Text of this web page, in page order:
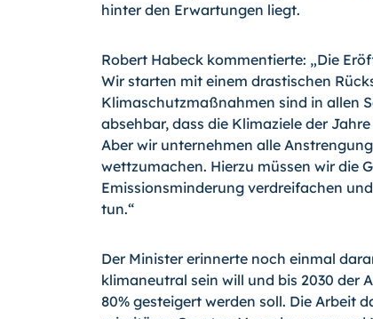
hinter den Erwartungen liegt.
Robert Habeck kommentierte: „Die
Wir starten mit einem drastischen
Klimaschutzmaßnahmen sind in allen
absehbar, dass die Klimaziele der
Aber wir unternehmen alle
wettzumachen. Hierzu müssen wir die
Emissionsminderung verdreifachen
tun.“
Der Minister erinnerte noch einmal
klimaneutral sein will und bis 2030 der
80% gesteigert werden soll. Die Arbeit